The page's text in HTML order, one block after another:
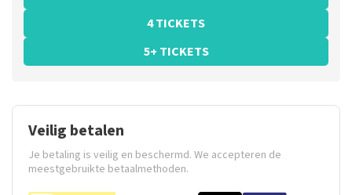
4 TICKETS
5+ TICKETS
Veilig betalen
Je betaling is veilig en beschermd. We accepteren de
meestgebruikte betaalmethoden.